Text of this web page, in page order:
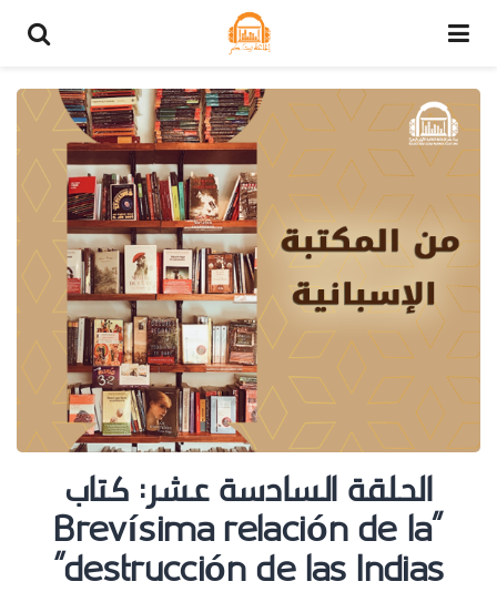
الحلقة السادسة عشر: كتاب
“Brevísima relación de la
destrucción de las Indias”